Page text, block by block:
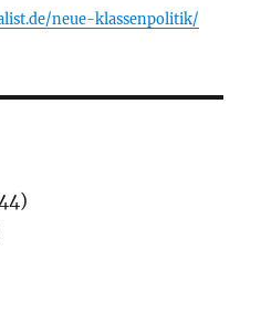
neue-klassenpolitik/